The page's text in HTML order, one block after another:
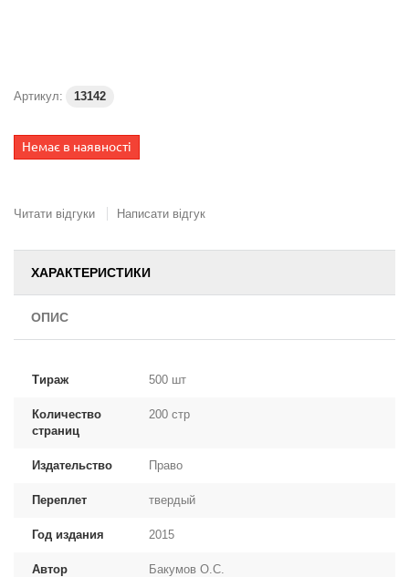
Артикул: 13142
Немає в наявності
Читати відгуки Написати відгук
ХАРАКТЕРИСТИКИ
ОПИС
Тираж 500 шт
Количество
страниц
200 стр
Издательство Право
Переплет твердый
Год издания 2015
Автор Бакумов О.С.